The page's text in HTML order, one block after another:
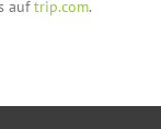
auftrip.com.